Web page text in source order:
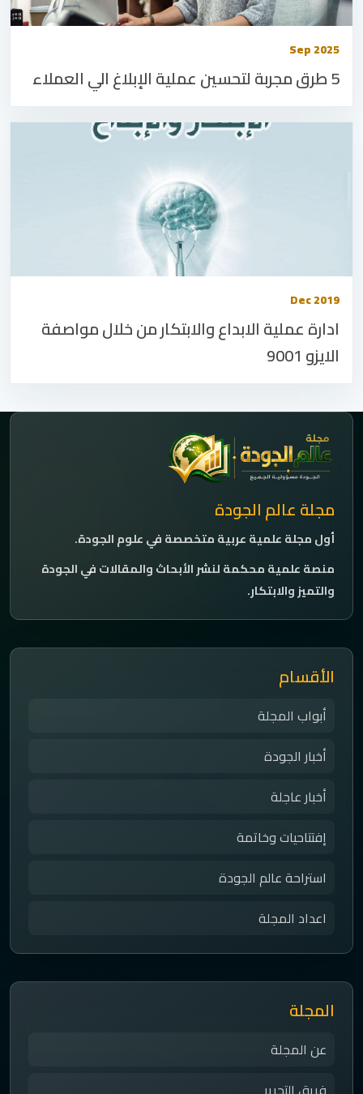
Sep 2025
5 طرق مجربة لتحسين عملية الإبلاغ الي العملاء
Dec 2019
ادارة عملية الابداع والابتكار من خلال مواصفة
الايزو 9001
مجلة عالم الجودة
أول مجلة علمية عربية متخصصة في علوم الجودة.
منصة علمية محكمة لنشر الأبحاث والمقالات في الجودة
والتميز والابتكار.
الأقسام
أبواب المجلة
أخبار الجودة
أخبار عاجلة
إفتتاحيات وخاتمة
استراحة عالم الجودة
اعداد المجلة
المجلة
عن المجلة